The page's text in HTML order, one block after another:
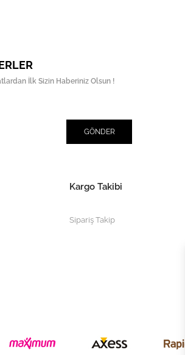
İlk Sizin Haberiniz Olsun !
GÖNDER
Kargo Takibi
Sipariş Takip